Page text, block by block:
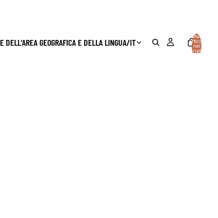
DELL'AREA GEOGRAFICA E DELLA LINGUA/IT
Totale
articoli
nel
carrello: